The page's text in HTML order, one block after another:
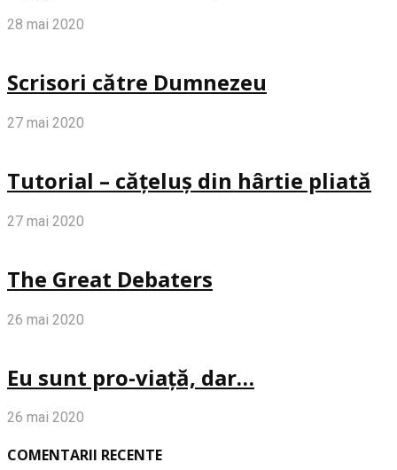
28 mai 2020
Scrisori către Dumnezeu
27 mai 2020
Tutorial – cățeluș din hârtie pliată
27 mai 2020
The Great Debaters
26 mai 2020
Eu sunt pro-viață, dar…
26 mai 2020
COMENTARII RECENTE